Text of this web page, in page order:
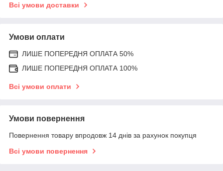
Всі умови доставки
Умови оплати
ЛИШЕ ПОПЕРЕДНЯ ОПЛАТА 50%
ЛИШЕ ПОПЕРЕДНЯ ОПЛАТА 100%
Всі умови оплати
Умови повернення
Повернення товару впродовж 14 днів за рахунок покупця
Всі умови повернення